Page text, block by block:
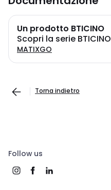
Un prodotto BTICINO
Scopri la serie BTICINO
MATIXGO
Torna indietro
Follow us